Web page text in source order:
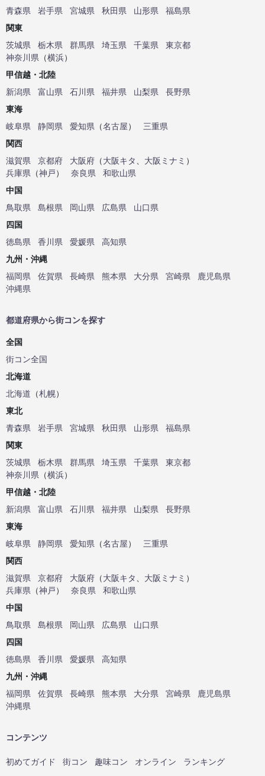
青森県
岩手県 宮城県 秋田県 山形県
福島県
関東
茨城県
栃木県 群馬県 埼玉県 千葉県
東京都
神奈川県 （横浜）
甲信越・北陸
新潟県
富山県 石川県 福井県 山梨県
長野県
東海
岐阜県
静岡県 愛知県 （名古屋）
三重県
関西
滋賀県
京都府 大阪府 （大阪キタ 大阪ミナミ ）
兵庫県 （神戸） 奈良県
和歌山県
中国
鳥取県
島根県 岡山県 広島県
山口県
四国
徳島県
香川県 愛媛県
高知県
九州・沖縄
福岡県
佐賀県 長崎県 熊本県 大分県 宮崎県
鹿児島県
沖縄県
都道府県から街コンを探す
全国
街コン全国
北海道
北海道 （札幌）
東北
青森県
岩手県 宮城県 秋田県 山形県
福島県
関東
茨城県
栃木県 群馬県 埼玉県 千葉県
東京都
神奈川県 （横浜）
甲信越・北陸
新潟県
富山県 石川県 福井県 山梨県
長野県
東海
岐阜県
静岡県 愛知県 （名古屋）
三重県
関西
滋賀県
京都府 大阪府 （大阪キタ 大阪ミナミ ）
兵庫県 （神戸） 奈良県
和歌山県
中国
鳥取県
島根県 岡山県 広島県
山口県
四国
徳島県
香川県 愛媛県
高知県
九州・沖縄
福岡県
佐賀県 長崎県 熊本県 大分県 宮崎県
鹿児島県
沖縄県
コンテンツ
初めてガイド 街コン 趣味コン オンライン ランキング